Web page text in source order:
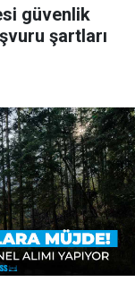
güvenlik
şartları